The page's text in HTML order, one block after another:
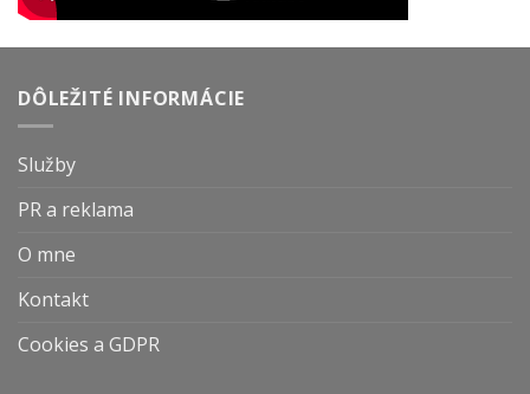
DÔLEŽITÉ INFORMÁCIE
Služby
PR a reklama
O mne
Kontakt
Cookies a GDPR